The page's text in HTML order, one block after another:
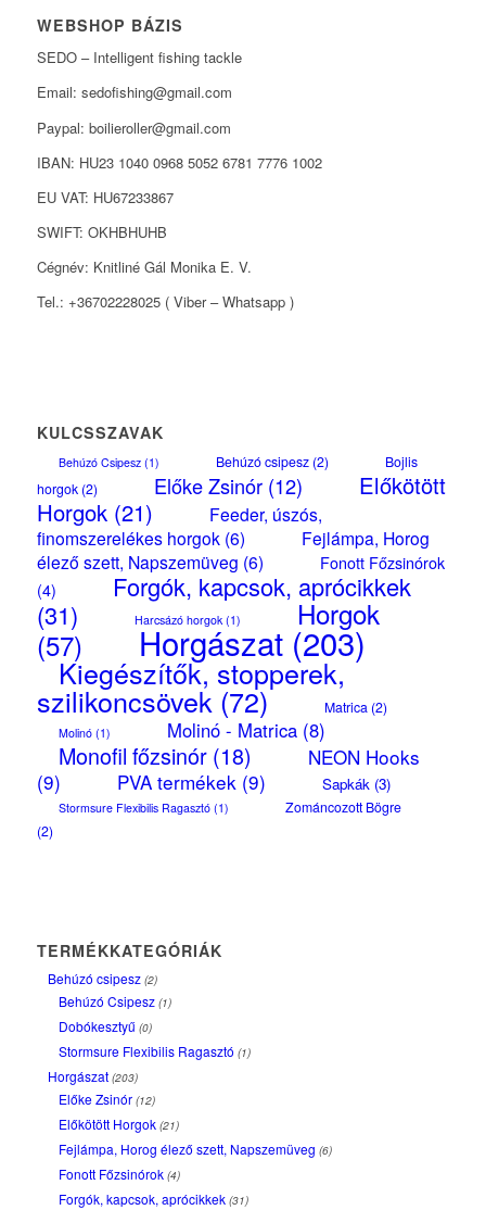
WEBSHOP BÁZIS
SEDO – Intelligent fishing tackle
Email: sedofishing@gmail.com
Paypal: boilieroller@gmail.com
IBAN: HU23 1040 0968 5052 6781 7776 1002
EU VAT: HU67233867
SWIFT: OKHBHUHB
Cégnév: Knitliné Gál Monika E. V.
Tel.: +36702228025 ( Viber – Whatsapp )
KULCSSZAVAK
Behúzó Csipesz(1) Behúzó csipesz(2)
Bojlis
horgok(2) Előke Zsinór(12)
Előkötött
Horgok(21)
Feeder, úszós,
finomszerelékes horgok(6)
Fejlámpa, Horog
élező szett, Napszemüveg (6)
Fonott Főzsinórok
(4)
Forgók, kapcsok, aprócikkek
(31)
Harcsázó horgok(1)
Horgok
(57)
Horgászat(203)
Kiegészítők, stopperek,
szilikoncsövek (72) Matrica(2)
Molinó(1) Molinó - Matrica(8)
Monofil főzsinór(18)
NEON Hooks
(9)
PVA termékek (9) Sapkák(3)
Stormsure Flexibilis Ragasztó(1)
Zománcozott Bögre
(2)
TERMÉKKATEGÓRIÁK
Behúzó csipesz (2)
Behúzó Csipesz (1)
Dobókesztyű (0)
Stormsure Flexibilis Ragasztó (1)
Horgászat (203)
Előke Zsinór (12)
Előkötött Horgok (21)
Fejlámpa, Horog élező szett, Napszemüveg (6)
Fonott Főzsinórok (4)
Forgók, kapcsok, aprócikkek (31)